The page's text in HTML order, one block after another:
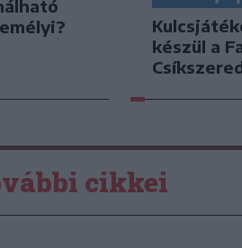
készül a
cikkei